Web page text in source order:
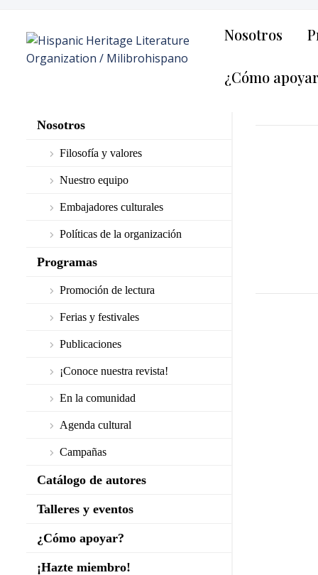
Nosotros
¿Cómo
Nosotros
Filosofía y valores
Nuestro equipo
Embajadores culturales
Políticas de la organización
Programas
Promoción de lectura
Ferias y festivales
Publicaciones
¡Conoce nuestra revista!
En la comunidad
Agenda cultural
Campañas
Catálogo de autores
Talleres y eventos
¿Cómo apoyar?
¡Hazte miembro!